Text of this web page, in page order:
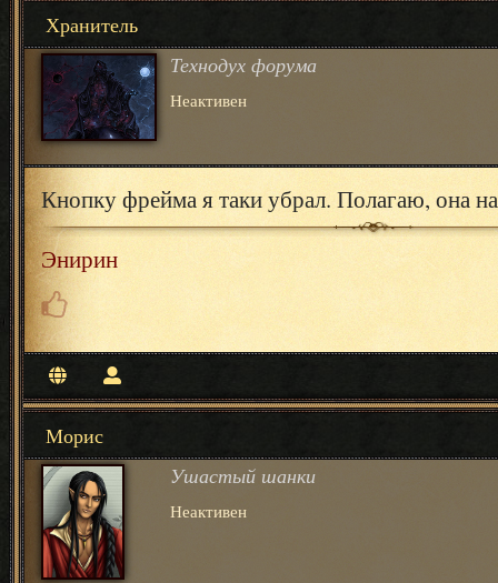
Хранитель
Технодух форума
Неактивен
Кнопку фрейма я таки убрал. Полагаю, она
Энирин
Морис
Ушастый шанки
Неактивен